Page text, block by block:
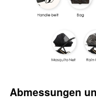
Abmessungen